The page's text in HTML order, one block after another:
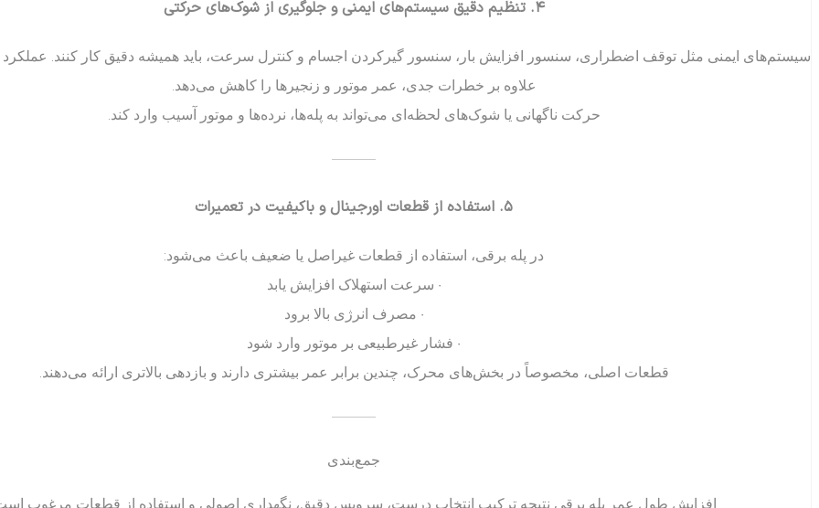
۴. تنظیم دقیق سیستم‌های ایمنی و جلوگیری از شوک‌های حرکتی
سیستم‌های ایمنی مثل توقف اضطراری، سنسور افزایش بار، سنسور گیرکردن اجسام و کنترل سرعت، باید همیشه دقیق کار کنند.
علاوه بر خطرات جدی، عمر موتور و زنجیرها را کاهش می‌دهد.
حرکت ناگهانی یا شوک‌های لحظه‌ای می‌تواند به پله‌ها، نرده‌ها و موتور آسیب وارد کند.
———
۵. استفاده از قطعات اورجینال و باکیفیت در تعمیرات
در پله برقی، استفاده از قطعات غیراصل یا ضعیف باعث می‌شود:
• سرعت استهلاک افزایش یابد
• مصرف انرژی بالا برود
• فشار غیرطبیعی بر موتور وارد شود
قطعات اصلی، مخصوصاً در بخش‌های محرک، چندین برابر عمر بیشتری دارند و بازدهی بالاتری ارائه می‌دهند.
———
جمع‌بندی
افزایش طول عمر پله برقی نتیجه ترکیب انتخاب درست، سرویس دقیق، نگهداری اصولی و استفاده از قطعات مرغوب